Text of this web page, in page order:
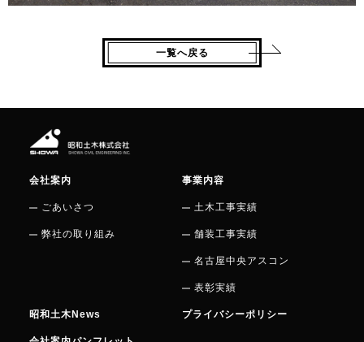
一覧へ戻る
会社案内
ごあいさつ
弊社の取り組み
事業内容
土木工事実績
舗装工事実績
名古屋中央アスコン
表彰実績
昭和土木News プライバシーポリシー